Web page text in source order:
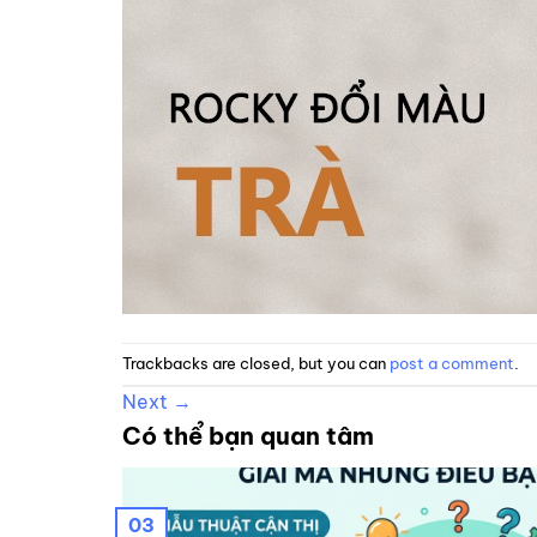
Trackbacks are closed, but you can post a comment
Next →
Có thể bạn quan tâm
03